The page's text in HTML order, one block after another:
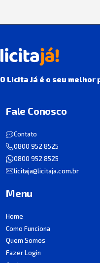
O Licita Já é o seu
Fale Conosco
Contato
0800 952 8525
0800 952 8525
licitaja@licitaja.com.br
Menu
Home
Como Funciona
Quem Somos
Fazer Login